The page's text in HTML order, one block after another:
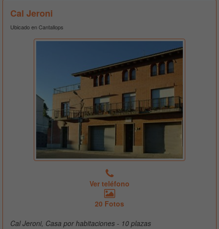
Cal Jeroni
Ubicado en Cantallops
Ver teléfono
20 Fotos
Cal Jeroni, Casa por habitaciones - 10 plazas